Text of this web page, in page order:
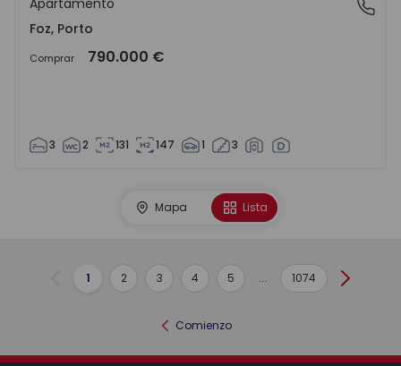
Foz, Porto
Apartamento
Foz, Porto
Comprar 790.000 €
3 2 131 147 1 3
Mapa Lista
Anterior
1 2 3 4 5 ... 1074
Comienzo